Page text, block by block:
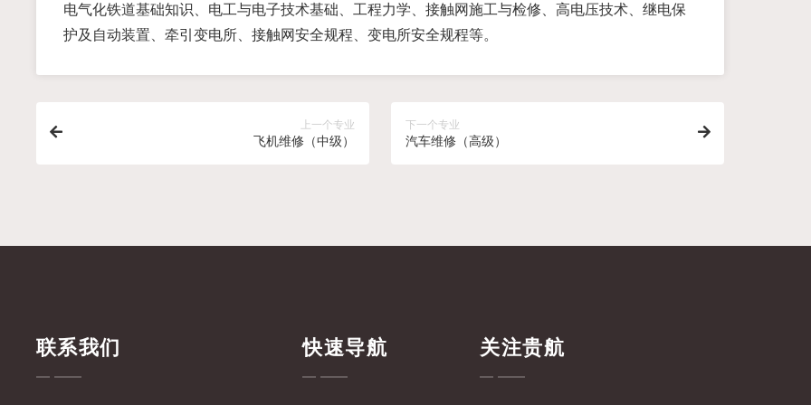
电气化铁道基础知识、电工与电子技术基础、工程力学、接触网施工与检修、高电压技术、继电保
护及自动装置、牵引变电所、接触网安全规程、变电所安全规程等。
上一个专业
飞机维修（中级）
下一个专业
汽车维修（高级）
联系我们 快速导航 关注贵航